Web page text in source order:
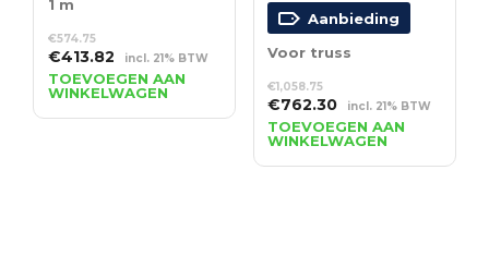
1 m
€574.75
Oorspronkelijke
prijs
was:
€574.75.
€413.82Huidige
prijs
is:
€413.82.
incl. 21% BTW
TOEVOEGEN AAN
WINKELWAGEN
Aanbieding
Voor truss
€1,058.75
Oorspronkelijke
prijs
was:
€1,058.75.
€762.30Huidige
prijs
is:
€762.30.
incl. 21% BTW
TOEVOEGEN AAN
WINKELWAGEN